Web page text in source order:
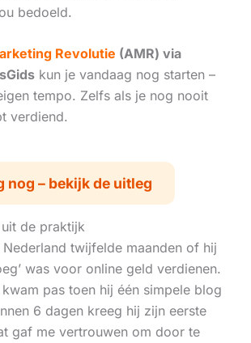
bedoeld.
Revolutie (AMR) via
kun je vandaag nog starten –
tempo. Zelfs als je nog nooit
verdiend.
nog – bekijk de uitleg
de praktijk
twijfelde maanden of hij
was voor online geld verdienen.
pas toen hij één simpele blog
6 dagen kreeg hij zijn eerste
gaf me vertrouwen om door te